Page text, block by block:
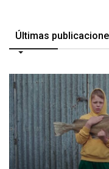
Últimas